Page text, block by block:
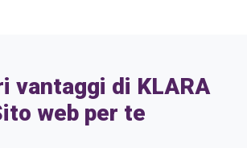
vantaggi di KLARA
web per te